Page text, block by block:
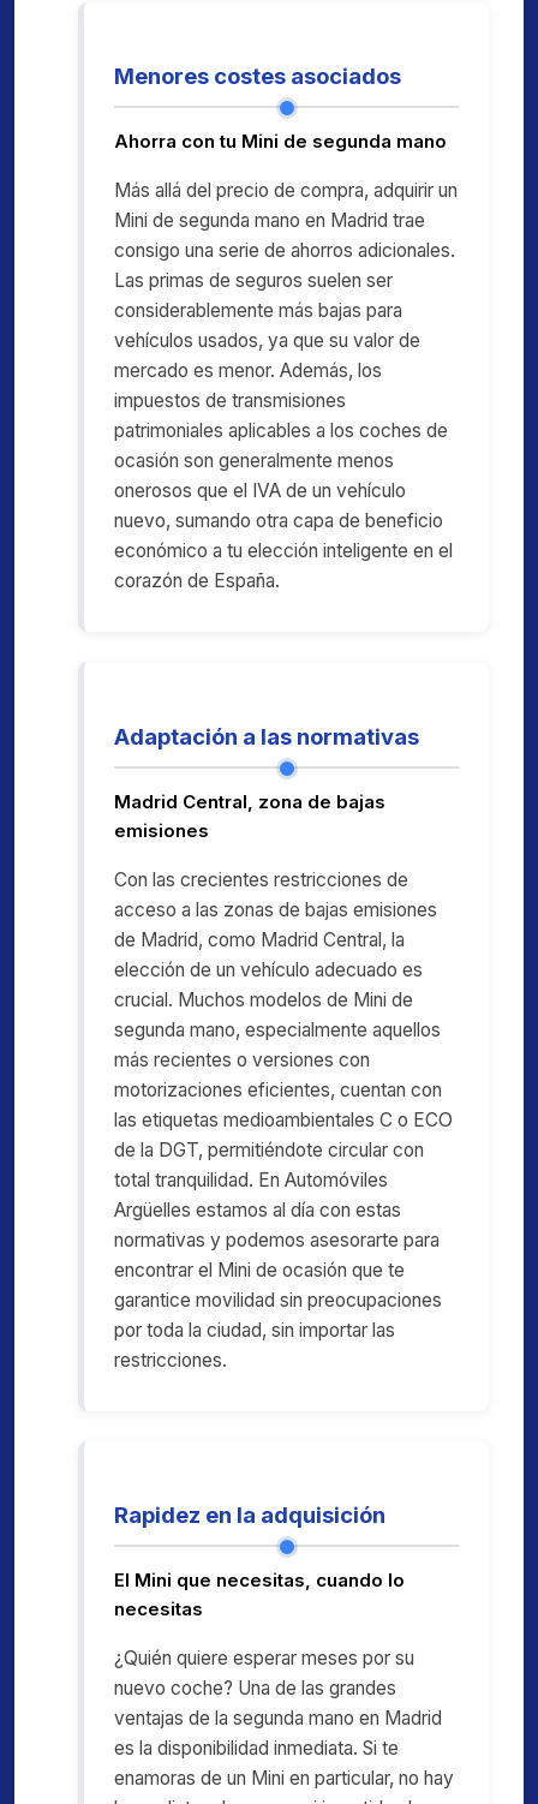
Menores costes asociados
Ahorra con tu Mini de segunda mano
Más allá del precio de compra, adquirir un
Mini de segunda mano en Madrid trae
consigo una serie de ahorros adicionales.
Las primas de seguros suelen ser
considerablemente más bajas para
vehículos usados, ya que su valor de
mercado es menor. Además, los
impuestos de transmisiones
patrimoniales aplicables a los coches de
ocasión son generalmente menos
onerosos que el IVA de un vehículo
nuevo, sumando otra capa de beneficio
económico a tu elección inteligente en el
corazón de España.
Adaptación a las normativas
Madrid Central, zona de bajas
emisiones
Con las crecientes restricciones de
acceso a las zonas de bajas emisiones
de Madrid, como Madrid Central, la
elección de un vehículo adecuado es
crucial. Muchos modelos de Mini de
segunda mano, especialmente aquellos
más recientes o versiones con
motorizaciones eficientes, cuentan con
las etiquetas medioambientales C o ECO
de la DGT, permitiéndote circular con
total tranquilidad. En Automóviles
Argüelles estamos al día con estas
normativas y podemos asesorarte para
encontrar el Mini de ocasión que te
garantice movilidad sin preocupaciones
por toda la ciudad, sin importar las
restricciones.
Rapidez en la adquisición
El Mini que necesitas, cuando lo
necesitas
¿Quién quiere esperar meses por su
nuevo coche? Una de las grandes
ventajas de la segunda mano en Madrid
es la disponibilidad inmediata. Si te
enamoras de un Mini en particular, no hay